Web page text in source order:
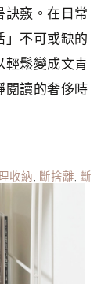
訣竅。在日常
」不可或缺的
輕鬆變成文青
閱讀的奢侈時
收納, 斷捨離, 斷
簡單生活